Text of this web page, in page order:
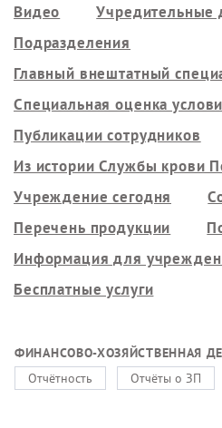
Видео
Учредительные
Подразделения
Главный внештатный
Специальная оценка
Публикации сотрудников
Из истории Службы крови
Учреждение сегодня
Перечень продукции
Информация для
Бесплатные услуги
ФИНАНСОВО-ХОЗЯЙСТВЕННАЯ
Отчётность
Отчёты о ЗП